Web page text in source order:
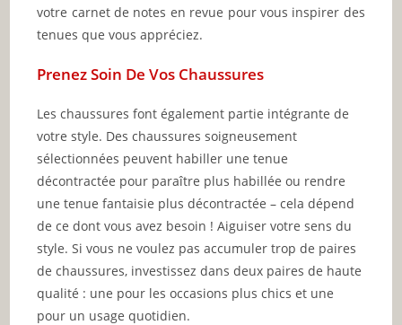
votre carnet de notes en revue pour vous inspirer des
tenues que vous appréciez.
Prenez Soin De Vos Chaussures
Les chaussures font également partie intégrante de
votre style. Des chaussures soigneusement
sélectionnées peuvent habiller une tenue
décontractée pour paraître plus habillée ou rendre
une tenue fantaisie plus décontractée – cela dépend
de ce dont vous avez besoin ! Aiguiser votre sens du
style. Si vous ne voulez pas accumuler trop de paires
de chaussures, investissez dans deux paires de haute
qualité : une pour les occasions plus chics et une
pour un usage quotidien.